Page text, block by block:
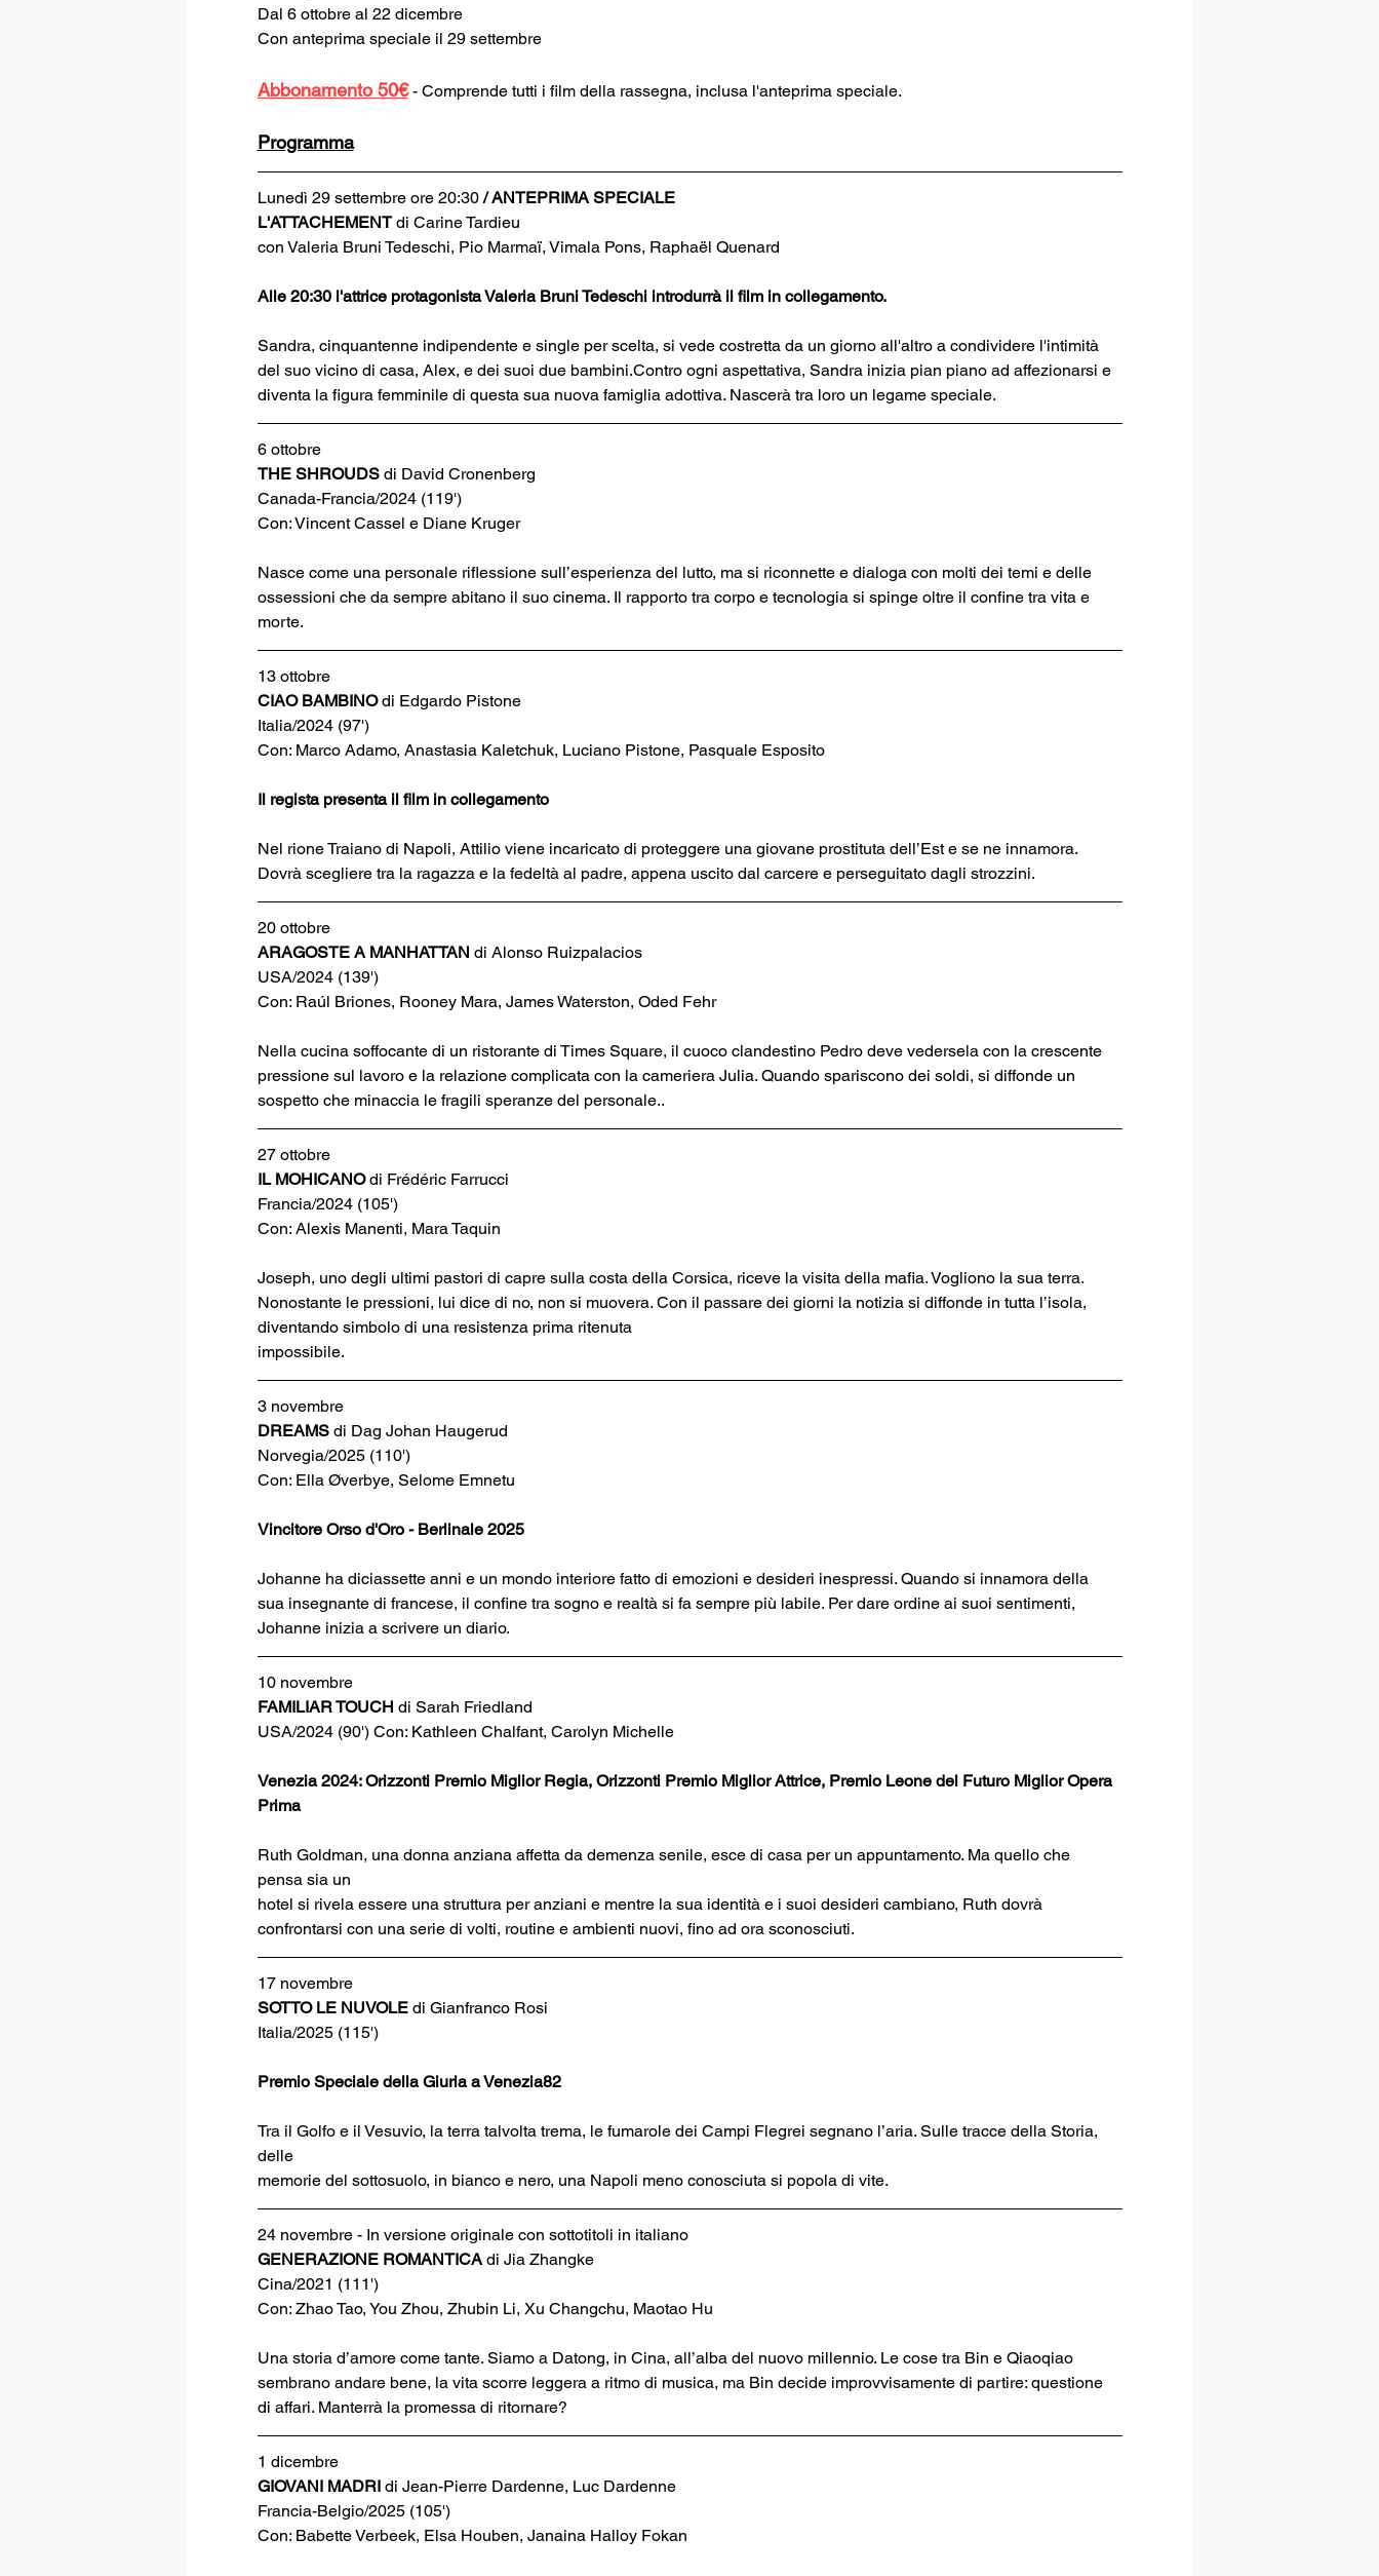
Dal 6 ottobre al 22 dicembre
Con anteprima speciale il 29 settembre
Abbonamento 50€ - Comprende tutti i film della rassegna, inclusa l'anteprima speciale.
Programma
Lunedì 29 settembre ore 20:30 / ANTEPRIMA SPECIALE
L'ATTACHEMENT di Carine Tardieu
con Valeria Bruni Tedeschi, Pio Marmaï, Vimala Pons, Raphaël Quenard
Alle 20:30 l'attrice protagonista Valeria Bruni Tedeschi introdurrà il film in collegamento.
Sandra, cinquantenne indipendente e single per scelta, si vede costretta da un giorno all'altro a condividere l'intimità
del suo vicino di casa, Alex, e dei suoi due bambini.Contro ogni aspettativa, Sandra inizia pian piano ad affezionarsi e
diventa la figura femminile di questa sua nuova famiglia adottiva. Nascerà tra loro un legame speciale.
6 ottobre
THE SHROUDS di David Cronenberg
Canada-Francia/2024 (119')
Con: Vincent Cassel e Diane Kruger
Nasce come una personale riflessione sull’esperienza del lutto, ma si riconnette e dialoga con molti dei temi e delle
ossessioni che da sempre abitano il suo cinema. Il rapporto tra corpo e tecnologia si spinge oltre il confine tra vita e
morte.
13 ottobre
CIAO BAMBINO di Edgardo Pistone
Italia/2024 (97')
Con: Marco Adamo, Anastasia Kaletchuk, Luciano Pistone, Pasquale Esposito
Il regista presenta il film in collegamento
Nel rione Traiano di Napoli, Attilio viene incaricato di proteggere una giovane prostituta dell’Est e se ne innamora.
Dovrà scegliere tra la ragazza e la fedeltà al padre, appena uscito dal carcere e perseguitato dagli strozzini.
20 ottobre
ARAGOSTE A MANHATTAN di Alonso Ruizpalacios
USA/2024 (139')
Con: Raúl Briones, Rooney Mara, James Waterston, Oded Fehr
Nella cucina soffocante di un ristorante di Times Square, il cuoco clandestino Pedro deve vedersela con la crescente
pressione sul lavoro e la relazione complicata con la cameriera Julia. Quando spariscono dei soldi, si diffonde un
sospetto che minaccia le fragili speranze del personale..
27 ottobre
IL MOHICANO di Frédéric Farrucci
Francia/2024 (105')
Con: Alexis Manenti, Mara Taquin
Joseph, uno degli ultimi pastori di capre sulla costa della Corsica, riceve la visita della mafia. Vogliono la sua terra.
Nonostante le pressioni, lui dice di no, non si muovera. Con il passare dei giorni la notizia si diffonde in tutta l’isola,
diventando simbolo di una resistenza prima ritenuta
impossibile.
3 novembre
DREAMS di Dag Johan Haugerud
Norvegia/2025 (110')
Con: Ella Øverbye, Selome Emnetu
Vincitore Orso d'Oro - Berlinale 2025
Johanne ha diciassette anni e un mondo interiore fatto di emozioni e desideri inespressi. Quando si innamora della
sua insegnante di francese, il confine tra sogno e realtà si fa sempre più labile. Per dare ordine ai suoi sentimenti,
Johanne inizia a scrivere un diario.
10 novembre
FAMILIAR TOUCH di Sarah Friedland
USA/2024 (90') Con: Kathleen Chalfant, Carolyn Michelle
Venezia 2024: Orizzonti Premio Miglior Regia, Orizzonti Premio Miglior Attrice, Premio Leone del Futuro Miglior Opera
Prima
Ruth Goldman, una donna anziana affetta da demenza senile, esce di casa per un appuntamento. Ma quello che
pensa sia un
hotel si rivela essere una struttura per anziani e mentre la sua identità e i suoi desideri cambiano, Ruth dovrà
confrontarsi con una serie di volti, routine e ambienti nuovi, fino ad ora sconosciuti.
17 novembre
SOTTO LE NUVOLE di Gianfranco Rosi
Italia/2025 (115')
Premio Speciale della Giuria a Venezia82
Tra il Golfo e il Vesuvio, la terra talvolta trema, le fumarole dei Campi Flegrei segnano l’aria. Sulle tracce della Storia,
delle
memorie del sottosuolo, in bianco e nero, una Napoli meno conosciuta si popola di vite.
24 novembre - In versione originale con sottotitoli in italiano
GENERAZIONE ROMANTICA di Jia Zhangke
Cina/2021 (111')
Con: Zhao Tao, You Zhou, Zhubin Li, Xu Changchu, Maotao Hu
Una storia d’amore come tante. Siamo a Datong, in Cina, all’alba del nuovo millennio. Le cose tra Bin e Qiaoqiao
sembrano andare bene, la vita scorre leggera a ritmo di musica, ma Bin decide improvvisamente di partire: questione
di affari. Manterrà la promessa di ritornare?
1 dicembre
GIOVANI MADRI di Jean-Pierre Dardenne, Luc Dardenne
Francia-Belgio/2025 (105')
Con: Babette Verbeek, Elsa Houben, Janaina Halloy Fokan